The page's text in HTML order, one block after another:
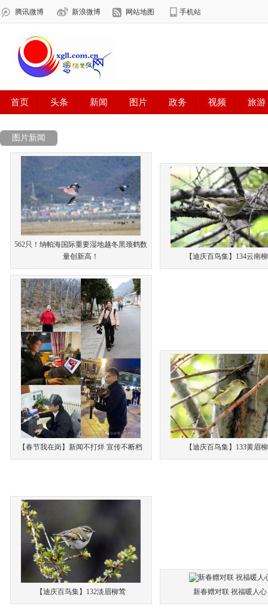
图片新闻
562只！纳帕海国际重要湿地越冬黑颈鹤数
量创新高！
【迪庆百鸟集】134云南
【春节我在岗】新闻不打烊 宣传不断档 【迪庆百鸟集】133黄眉
【迪庆百鸟集】132淡眉柳莺 新春赠对联 祝福暖人心